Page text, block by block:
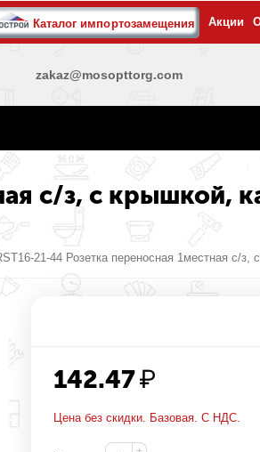
Каталог импортозамещения Акции
zakaz@mosopttorg.com
c/з, с крышкой,
21-44 Розетка переносная 1местная c/
142.47₽
Цена без скидки. Базовая. С НДС.